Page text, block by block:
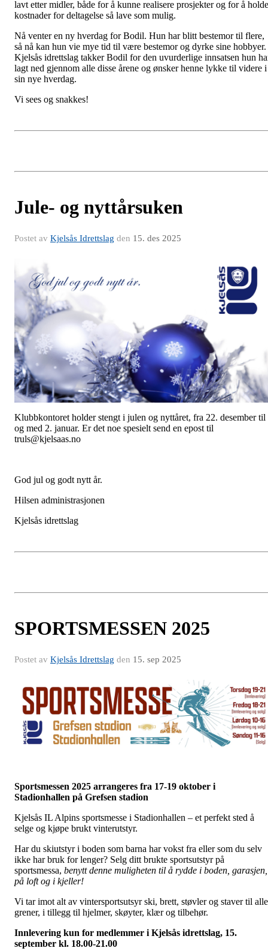
lavt etter midler, både for å kunne realisere prosjekter og for å holde
kostnader for deltagelse så lave som mulig.
Nå venter en ny hverdag for Bodil. Hun har blitt bestemor til flere,
så nå kan hun vie mye tid til være bestemor og dyrke sine hobbyer.
Kjelsås idrettslag takker Bodil for den uvurderlige innsatsen hun
lagt ned gjennom alle disse årene og ønsker henne lykke til videre i
sin nye hverdag.
Vi sees og snakkes!
Jule- og nyttårsuken
Postet av Kjelsås Idrettslag den 15. des 2025
Klubbkontoret holder stengt i julen og nyttåret, fra 22. desember til
og med 2. januar. Er det noe spesielt send en epost til
truls@kjelsaas.no
God jul og godt nytt år.
Hilsen administrasjonen
Kjelsås idrettslag
SPORTSMESSEN 2025
Postet av Kjelsås Idrettslag den 15. sep 2025
Sportsmessen 2025 arrangeres fra 17-19 oktober i
Stadionhallen på Grefsen stadion
Kjelsås IL Alpins sportsmesse i Stadionhallen – et perfekt sted å
selge og kjøpe brukt vinterutstyr.
Har du skiutstyr i boden som barna har vokst fra eller som du selv
ikke har bruk for lenger? Selg ditt brukte sportsutstyr på
sportsmessa, benytt denne muligheten til å rydde i boden, garasjen,
på loft og i kjeller!
Vi tar imot alt av vintersportsutsyr ski, brett, støvler og staver til alle
grener, i tillegg til hjelmer, skøyter, klær og tilbehør.
Innlevering kun for medlemmer i Kjelsås idrettslag, 15.
september kl. 18.00-21.00